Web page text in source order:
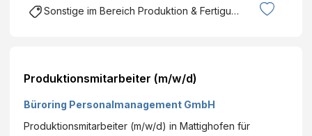
Sonstige im Bereich Produktion & Fertigung
Produktionsmitarbeiter (m/w/d)
Büroring Personalmanagement GmbH
Produktionsmitarbeiter (m/w/d) in Mattighofen für